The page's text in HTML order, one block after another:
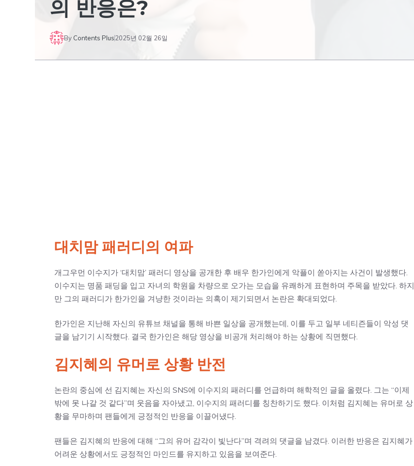
의 반응은?
By Contents Plus2025년 02월 26일
대치맘 패러디의 여파
개그우먼 이수지가 ‘대치맘’ 패러디 영상을 공개한 후 배우 한가인에게 악플이 쏟아지는 사건이 발생했다.
이수지는 명품 패딩을 입고 자녀의 학원을 차량으로 오가는 모습을 유쾌하게 표현하며 주목을 받았다. 하지
만 그의 패러디가 한가인을 겨냥한 것이라는 의혹이 제기되면서 논란은 확대되었다.
한가인은 지난해 자신의 유튜브 채널을 통해 바쁜 일상을 공개했는데, 이를 두고 일부 네티즌들이 악성 댓
글을 남기기 시작했다. 결국 한가인은 해당 영상을 비공개 처리해야 하는 상황에 직면했다.
김지혜의 유머로 상황 반전
논란의 중심에 선 김지혜는 자신의 SNS에 이수지의 패러디를 언급하며 해학적인 글을 올렸다. 그는 “이제
밖에 못 나갈 것 같다”며 웃음을 자아냈고, 이수지의 패러디를 칭찬하기도 했다. 이처럼 김지혜는 유머로 상
황을 무마하며 팬들에게 긍정적인 반응을 이끌어냈다.
팬들은 김지혜의 반응에 대해 “그의 유머 감각이 빛난다”며 격려의 댓글을 남겼다. 이러한 반응은 김지혜가
어려운 상황에서도 긍정적인 마인드를 유지하고 있음을 보여준다.